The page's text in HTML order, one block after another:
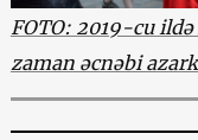
FOTO: 2019-cu
zaman əcnəbi